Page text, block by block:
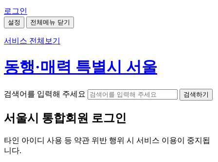
로그인
설정 전체메뉴 닫기
서비스 전체보기
동행·매력 특별시 서울
검색어를 입력해 주세요 검색하기
서울시 통합회원 로그인
타인 아이디 사용 등 약관 위반 행위 시 서비스 이용이 중지됩
니다.